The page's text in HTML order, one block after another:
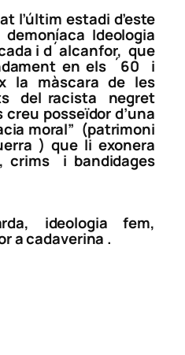
l’últim estadi d’este
Ideologia
i d´alcanfor, que
en els ´60 i
la màscara de les
del racista negret
posseïdor d’una
moral” (patrimoni
) que li exonera
crims i bandidages
ideologia fem,
a cadaverina .